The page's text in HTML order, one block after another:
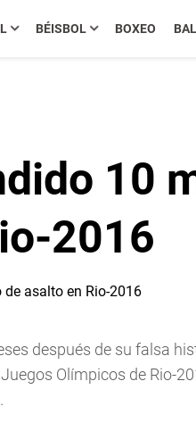
BÉISBOL BOXEO
10
2016
después de su falsa
Olímpicos de Rio-